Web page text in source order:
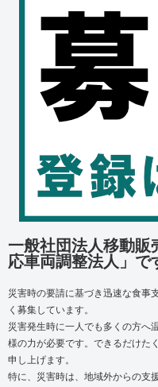
一般社団法人移動販
応車両調整法人」で
災害時の要請に基づき迅速な食事
く募集しています。
災害発生時に一人でも多くの方へ
様の力が必要です。 できるだけた
申し上げます。
特に、災害時は、地域外からの支